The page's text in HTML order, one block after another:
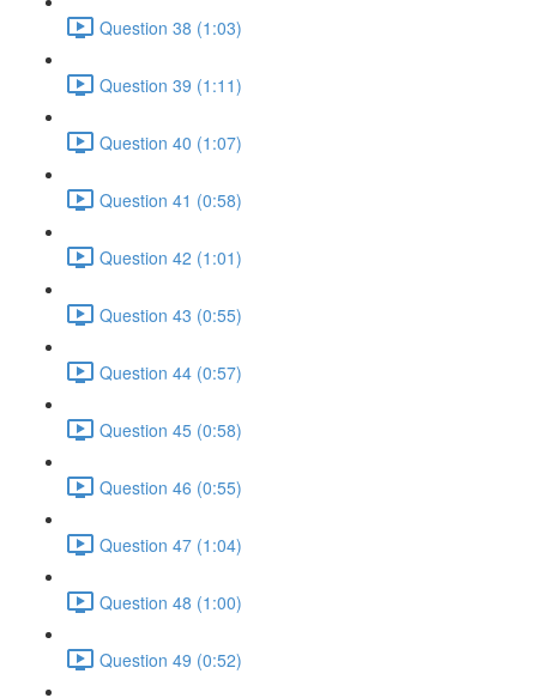
Question 38 (1:03)
Question 39 (1:11)
Question 40 (1:07)
Question 41 (0:58)
Question 42 (1:01)
Question 43 (0:55)
Question 44 (0:57)
Question 45 (0:58)
Question 46 (0:55)
Question 47 (1:04)
Question 48 (1:00)
Question 49 (0:52)